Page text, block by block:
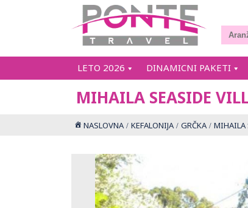
LETO 2026 DINAMICNI PAKETI
MIHAILA SEASIDE
NASLOVNA KEFALONIJA GRČKA MIHAILA